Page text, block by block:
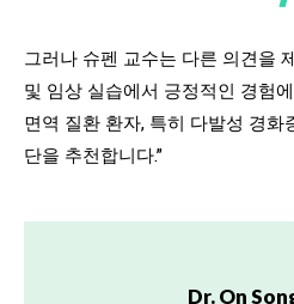
그러나 슈펜 교수는 다른 의견을
및 임상 실습에서 긍정적인 경험
면역 질환 환자, 특히 다발성 경화
단을 추천합니다.”
Dr. On